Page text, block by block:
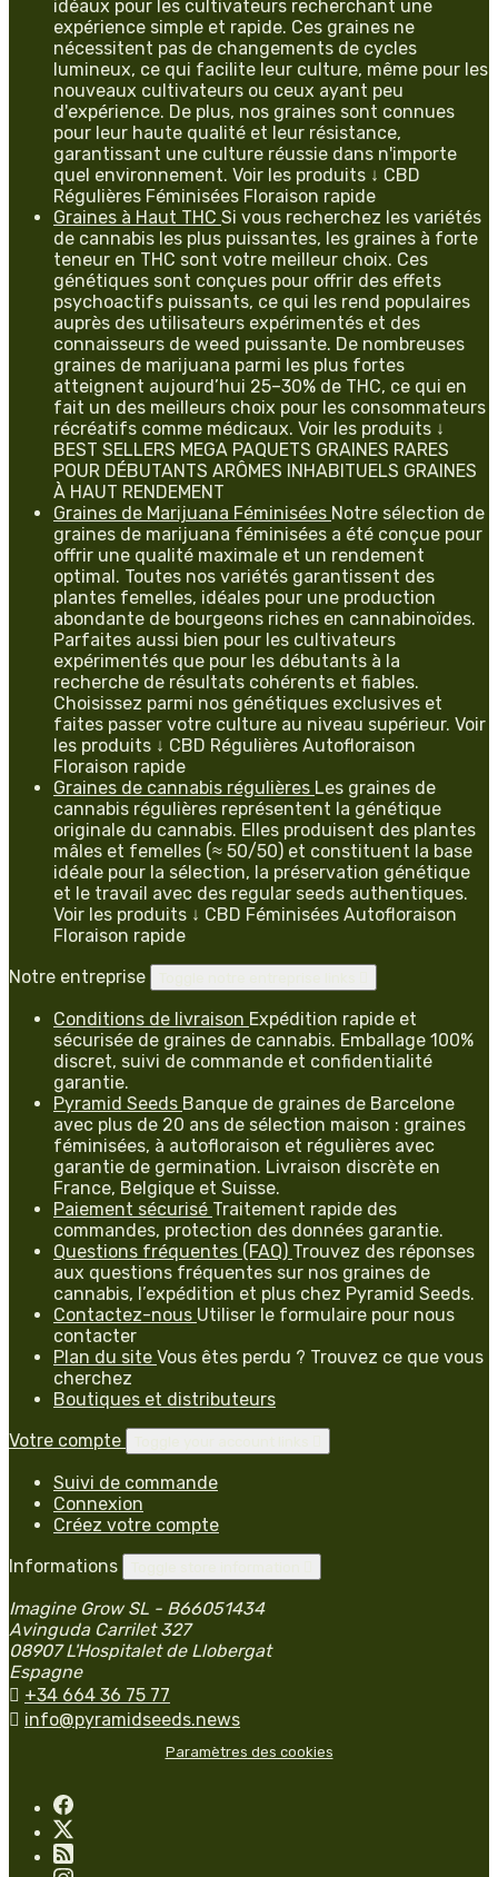
idéaux pour les cultivateurs recherchant une
expérience simple et rapide. Ces graines ne
nécessitent pas de changements de cycles
lumineux, ce qui facilite leur culture, même pour les
nouveaux cultivateurs ou ceux ayant peu
d'expérience. De plus, nos graines sont connues
pour leur haute qualité et leur résistance,
garantissant une culture réussie dans n'importe
quel environnement. Voir les produits ↓ CBD
Régulières Féminisées Floraison rapide
Graines à Haut THC Si vous recherchez les variétés
de cannabis les plus puissantes, les graines à forte
teneur en THC sont votre meilleur choix. Ces
génétiques sont conçues pour offrir des effets
psychoactifs puissants, ce qui les rend populaires
auprès des utilisateurs expérimentés et des
connaisseurs de weed puissante. De nombreuses
graines de marijuana parmi les plus fortes
atteignent aujourd’hui 25–30% de THC, ce qui en
fait un des meilleurs choix pour les consommateurs
récréatifs comme médicaux. Voir les produits ↓
BEST SELLERS MEGA PAQUETS GRAINES RARES
POUR DÉBUTANTS ARÔMES INHABITUELS GRAINES
À HAUT RENDEMENT
Graines de Marijuana Féminisées Notre sélection de
graines de marijuana féminisées a été conçue pour
offrir une qualité maximale et un rendement
optimal. Toutes nos variétés garantissent des
plantes femelles, idéales pour une production
abondante de bourgeons riches en cannabinoïdes.
Parfaites aussi bien pour les cultivateurs
expérimentés que pour les débutants à la
recherche de résultats cohérents et fiables.
Choisissez parmi nos génétiques exclusives et
faites passer votre culture au niveau supérieur. Voir
les produits ↓ CBD Régulières Autofloraison
Floraison rapide
Graines de cannabis régulières Les graines de
cannabis régulières représentent la génétique
originale du cannabis. Elles produisent des plantes
mâles et femelles (≈ 50/50) et constituent la base
idéale pour la sélection, la préservation génétique
et le travail avec des regular seeds authentiques.
Voir les produits ↓ CBD Féminisées Autofloraison
Floraison rapide
Notre entreprise
Conditions de livraison Expédition rapide et
sécurisée de graines de cannabis. Emballage 100%
discret, suivi de commande et confidentialité
garantie.
Pyramid Seeds Banque de graines de Barcelone
avec plus de 20 ans de sélection maison : graines
féminisées, à autofloraison et régulières avec
garantie de germination. Livraison discrète en
France, Belgique et Suisse.
Paiement sécurisé Traitement rapide des
commandes, protection des données garantie.
Questions fréquentes (FAQ) Trouvez des réponses
aux questions fréquentes sur nos graines de
cannabis, l’expédition et plus chez Pyramid Seeds.
Contactez-nous Utiliser le formulaire pour nous
contacter
Plan du site Vous êtes perdu ? Trouvez ce que vous
cherchez
Boutiques et distributeurs
Votre compte
Suivi de commande
Connexion
Créez votre compte
Informations
Imagine Grow SL - B66051434
Avinguda Carrilet 327
08907 L'Hospitalet de Llobergat
Espagne
 +34 664 36 75 77
 info@pyramidseeds.news
Paramètres des cookies